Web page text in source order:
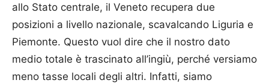
allo Stato centrale, il Veneto recupera due
posizioni a livello nazionale, scavalcando Liguria e
Piemonte. Questo vuol dire che il nostro dato
medio totale è trascinato all’ingiù, perché versiamo
meno tasse locali degli altri. Infatti, siamo